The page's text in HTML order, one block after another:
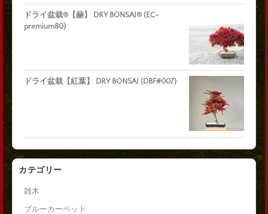
ドライ盆栽®【赫】 DRY BONSAI® (EC-
premium80)
ドライ盆栽【紅葉】 DRY BONSAI (DBF#007)
カテゴリー
雑木
ブルーカーペット